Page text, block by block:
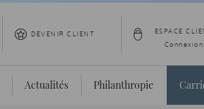
DEVENIR CLIENT ESPACE
Connexion
Actualités Philanthropie